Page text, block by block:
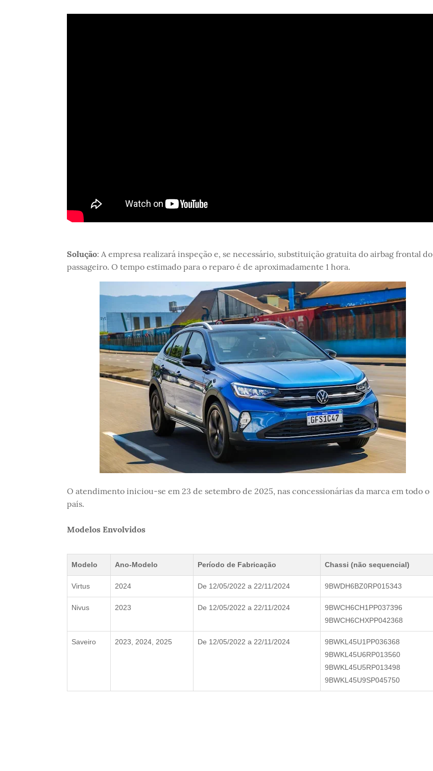
Solução: A empresa realizará inspeção e, se necessário, substituição gratuita do airbag frontal do
passageiro. O tempo estimado para o reparo é de aproximadamente 1 hora.
O atendimento iniciou-se em 23 de setembro de 2025, nas concessionárias da marca em todo o
país.
Modelos Envolvidos
Modelo Ano-Modelo Período de Fabricação Chassi (não sequencial)
Virtus 2024 De 12/05/2022 a 22/11/2024 9BWDH6BZ0RP015343
Nivus 2023 De 12/05/2022 a 22/11/2024
9BWCH6CH1PP037396
9BWCH6CHXPP042368
Saveiro 2023, 2024, 2025 De 12/05/2022 a 22/11/2024
9BWKL45U1PP036368
9BWKL45U6RP013560
9BWKL45U5RP013498
9BWKL45U9SP045750